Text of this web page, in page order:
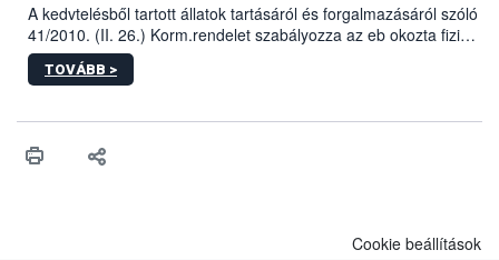
A kedvtelésből tartott állatok tartásáról és forgalmazásáról szóló
41/2010. (II. 26.) Korm.rendelet szabályozza az eb okozta fizikai
sérülés, illetve ennek veszélye keletkezésekor felmerülő
hatósági feladatokat, valamint a veszélyes eb tartását és annak
vonni az ebek viselkedésének megítélésében jártas szakértőt.
TOVÁBB >
Cookie beállítások